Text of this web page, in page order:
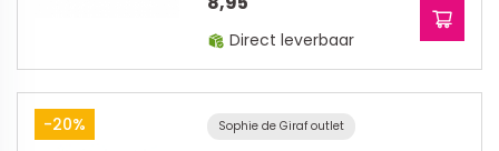
Direct leverbaar
-20% Sophie de Giraf outlet